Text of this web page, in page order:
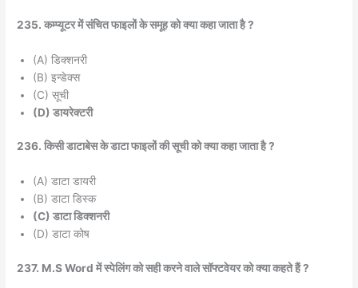
235. कम्प्यूटर में संचित फाइलों के समूह को क्या कहा जाता है ?
(A) डिक्शनरी
(B) इन्डेक्स
(C) सूची
(D) डायरेक्टरी
236. किसी डाटाबेस के डाटा फाइलों की सूची को क्या कहा जाता है ?
(A) डाटा डायरी
(B) डाटा डिस्क
(C) डाटा डिक्शनरी
(D) डाटा कोष
237. M.S Word में स्पेलिंग को सही करने वाले सॉफ्टवेयर को क्या कहते हैं ?